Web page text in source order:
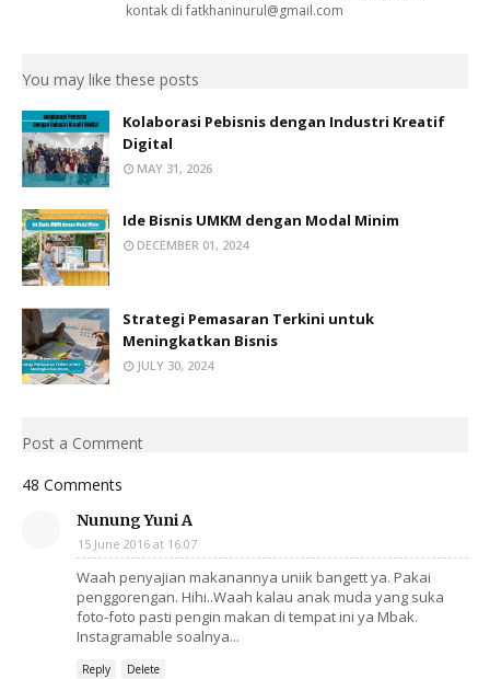
kontak di fatkhaninurul@gmail.com
You may like these posts
Kolaborasi Pebisnis dengan Industri Kreatif
Digital
MAY 31, 2026
Ide Bisnis UMKM dengan Modal Minim
DECEMBER 01, 2024
Strategi Pemasaran Terkini untuk
Meningkatkan Bisnis
JULY 30, 2024
Post a Comment
48 Comments
Nunung Yuni A
15 June 2016 at 16:07
Waah penyajian makanannya uniik bangett ya. Pakai
penggorengan. Hihi..Waah kalau anak muda yang suka
foto-foto pasti pengin makan di tempat ini ya Mbak.
Instagramable soalnya...
Reply Delete